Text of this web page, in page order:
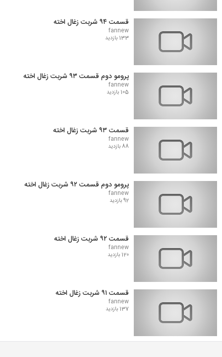
قسمت ۹۴ شربت زغال اخته
fannew
133 بازدید
پرومو دوم قسمت ۹۳ شربت زغال اخته
fannew
105 بازدید
قسمت ۹۳ شربت زغال اخته
fannew
88 بازدید
پرومو دوم قسمت ۹۲ شربت زغال اخته
fannew
92 بازدید
قسمت ۹۲ شربت زغال اخته
fannew
120 بازدید
قسمت ۹۱ شربت زغال اخته
fannew
137 بازدید